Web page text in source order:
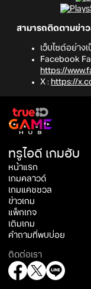
สามารถติดตามข่าว
เว็บไซต์อย่าง
Facebook
https://
X : https://
ทรูไอดี เกมฮับ
หน้าแรก
เกมคลาวด์
เกมแคชชวล
ข่าวเกม
แพ็กเกจ
เติมเกม
คำถามที่พบบ่อย
ติดต่อเรา